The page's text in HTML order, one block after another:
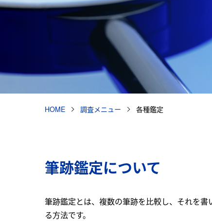
HOME 調査メニュー 各種鑑定
筆跡鑑定について
筆跡鑑定とは、複数の筆跡を比較し、それを
る方法です。